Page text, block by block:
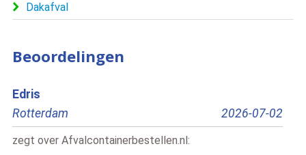
Dakafval
Beoordelingen
02
Marius
Beverwijk
2026-07-02
zegt overAfvalcontainerbestellen.nl